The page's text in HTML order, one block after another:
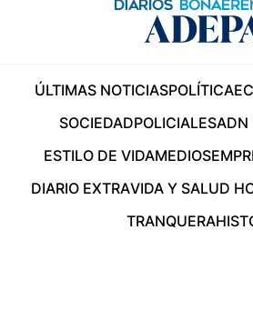
ÚLTIMAS NOTICIASPOLÍTICA
SOCIEDADPOLICIALESADN
ESTILO DE VIDAMEDIOS
DIARIO EXTRAVIDA Y SALUD
TRANQUERA